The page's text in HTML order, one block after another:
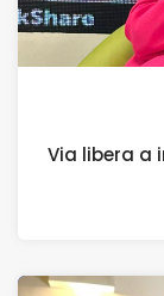
Via libera a